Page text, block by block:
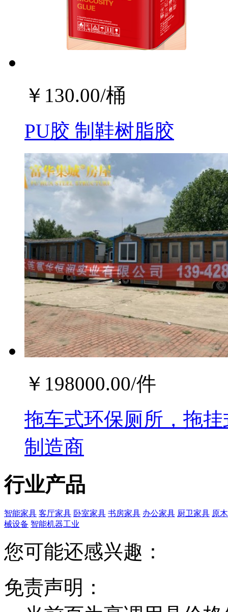
￥ 130.00/桶
PU胶 制鞋树脂胶
￥ 198000.00/件
拖车式环保厕所，拖
制造商
行业产品
智能家具 客厅家具 卧室家具 书房家具 办公家具 厨卫家具 原
械设备 智能机器工业
您可能还感兴趣：
免责声明：